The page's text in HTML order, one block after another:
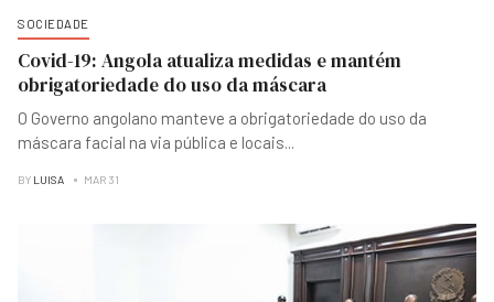
SOCIEDADE
Covid-19: Angola atualiza medidas e mantém
obrigatoriedade do uso da máscara
O Governo angolano manteve a obrigatoriedade do uso da
máscara facial na via pública e locais...
BY LUISA MAR 31